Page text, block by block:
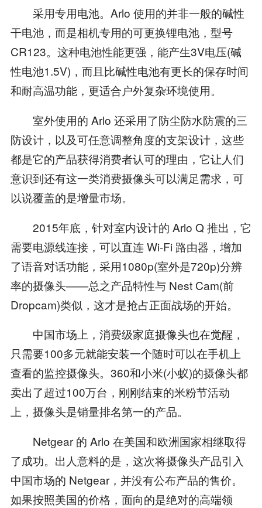
采用专用电池。Arlo 使用的并非一般的碱性
干电池，而是相机专用的可更换锂电池，型号
CR123。这种电池性能更强，能产生3V电压(碱
性电池1.5V)，而且比碱性电池有更长的保存时间
和耐高温功能，更适合户外复杂环境使用。
室外使用的 Arlo 还采用了防尘防水防震的三
防设计，以及可任意调整角度的支架设计，这些
都是它的产品获得消费者认可的理由，它让人们
意识到还有这一类消费摄像头可以满足需求，可
以说覆盖的是增量市场。
2015年底，针对室内设计的 Arlo Q 推出，它
需要电源线连接，可以直连 Wi-Fi 路由器，增加
了语音对话功能，采用1080p(室外是720p)分辨
率的摄像头——总之产品特性与 Nest Cam(前
Dropcam)类似，这才是抢占正面战场的开始。
中国市场上，消费级家庭摄像头也在觉醒，
只需要100多元就能安装一个随时可以在手机上
查看的监控摄像头。360和小米(小蚁)的摄像头都
卖出了超过100万台，刚刚结束的米粉节活动
上，摄像头是销量排名第一的产品。
Netgear 的 Arlo 在美国和欧洲国家相继取得
了成功。出人意料的是，这次将摄像头产品引入
中国市场的 Netgear，并没有公布产品的售价。
如果按照美国的价格，面向的是绝对的高端领